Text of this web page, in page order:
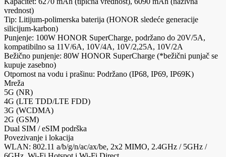
vrednost)
Tip: Litijum-polimerska baterija (HONOR sledeće generacije
silicijum-karbon)
Punjenje: 100W HONOR SuperCharge, podržano do 20V/5A,
kompatibilno sa 11V/6A, 10V/4A, 10V/2,25A, 10V/2A
Bežično punjenje: 80W HONOR SuperCharge (*bežični punjač se
kupuje zasebno)
Otpornost na vodu i prašinu: Podržano (IP68, IP69, IP69K)
Mreža
5G (NR)
4G (LTE TDD/LTE FDD)
3G (WCDMA)
2G (GSM)
Dual SIM / eSIM podrška
Povezivanje i lokacija
WLAN: 802.11 a/b/g/n/ac/ax/be, 2x2 MIMO, 2.4GHz / 5GHz /